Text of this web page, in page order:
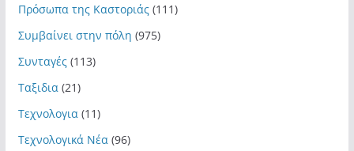
Πρόσωπα της Καστοριάς(111)
Συμβαίνει στην πόλη (975)
Συνταγές(113)
Ταξιδια (21)
Τεχνολογια (11)
Τεχνολογικά Νέα (96)